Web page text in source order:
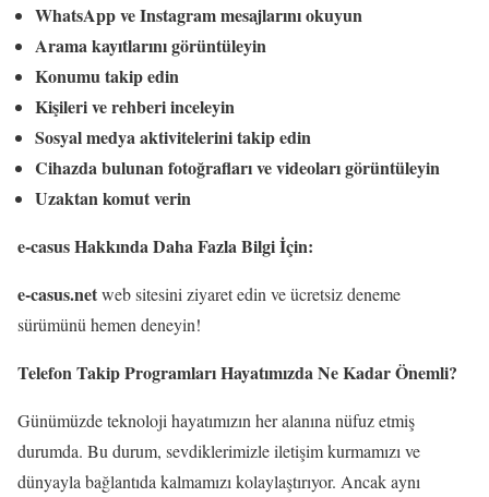
WhatsApp ve Instagram mesajlarını okuyun
Arama kayıtlarını görüntüleyin
Konumu takip edin
Kişileri ve rehberi inceleyin
Sosyal medya aktivitelerini takip edin
Cihazda bulunan fotoğrafları ve videoları görüntüleyin
Uzaktan komut verin
e-casus Hakkında Daha Fazla Bilgi İçin:
e-casus.netweb sitesini ziyaret edin ve ücretsiz deneme
sürümünü hemen deneyin!
Telefon Takip Programları Hayatımızda Ne Kadar Önemli?
Günümüzde teknoloji hayatımızın her alanına nüfuz etmiş
durumda. Bu durum, sevdiklerimizle iletişim kurmamızı ve
dünyayla bağlantıda kalmamızı kolaylaştırıyor. Ancak aynı